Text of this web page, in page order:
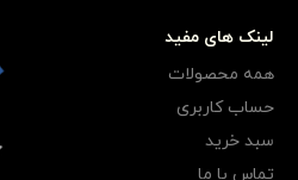
لینک های مفید
همه محصولات
حساب کاربری
سبد خرید
تماس با ما